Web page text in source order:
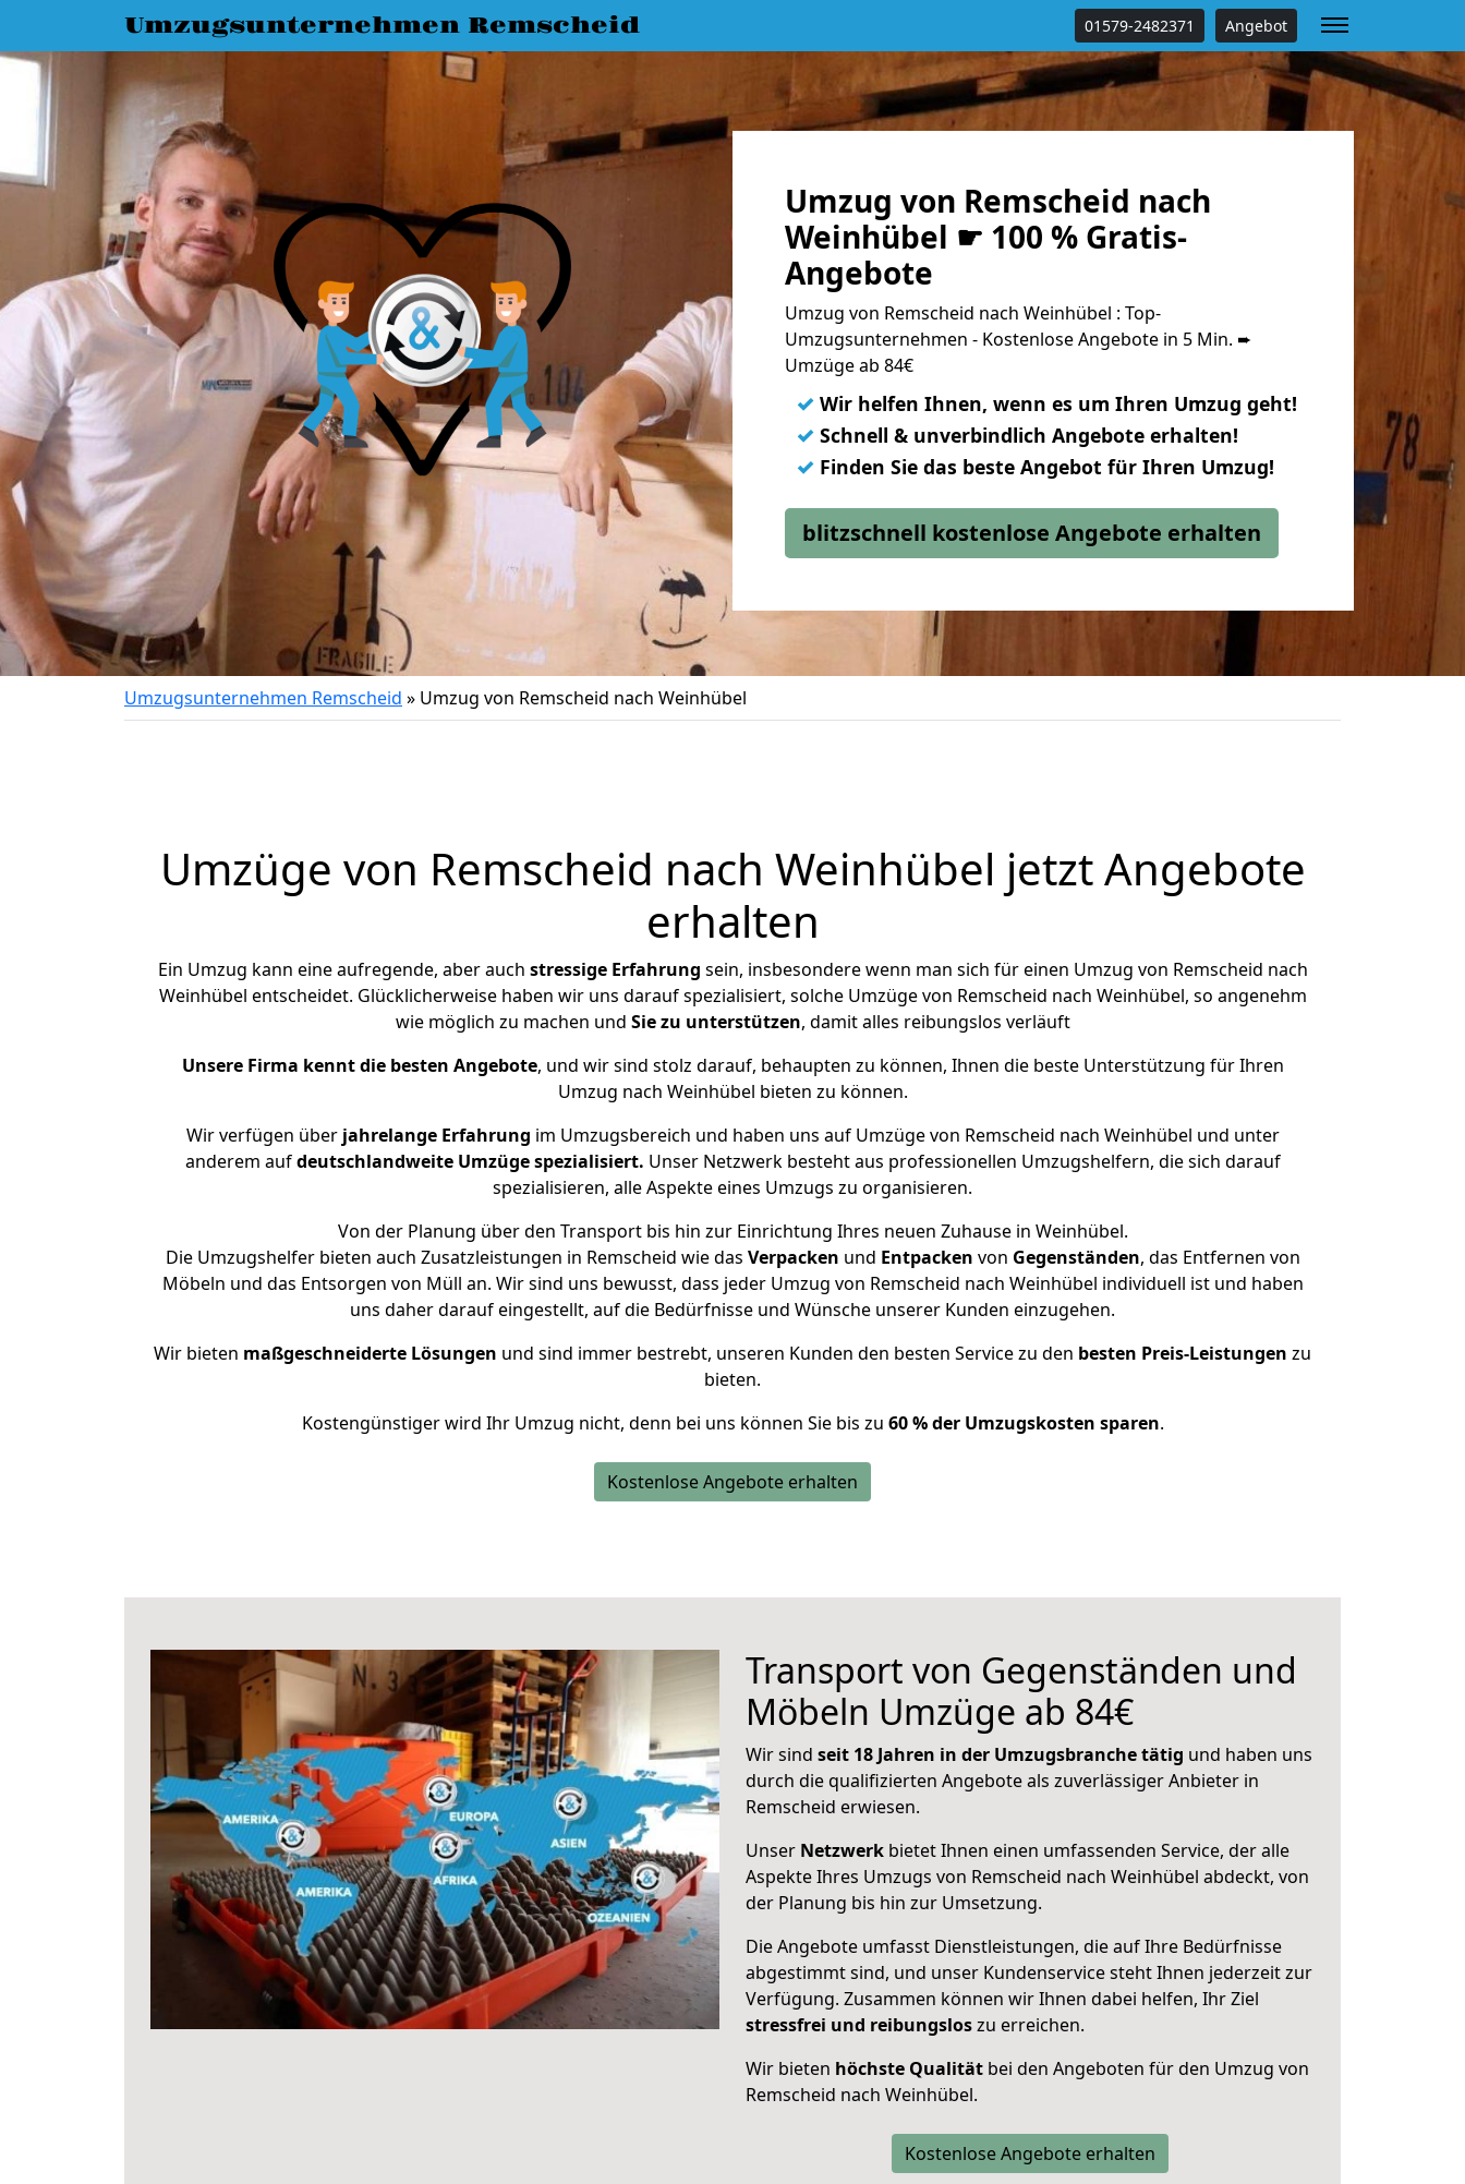
Umzugsunternehmen Remscheid 01579-2482371 Angebot
Umzug von Remscheid nach
Weinhübel ☛ 100 % Gratis-
Angebote
Umzug von Remscheid nach Weinhübel : Top-
Umzugsunternehmen - Kostenlose Angebote in 5 Min. ➨
Umzüge ab 84€
✓ Wir helfen Ihnen, wenn es um Ihren Umzug geht!
✓ Schnell & unverbindlich Angebote erhalten!
✓ Finden Sie das beste Angebot für Ihren Umzug!
blitzschnell kostenlose Angebote erhalten
Umzugsunternehmen Remscheid » Umzug von Remscheid nach Weinhübel
Umzüge von Remscheid nach Weinhübel jetzt Angebote
erhalten
Ein Umzug kann eine aufregende, aber auch stressige Erfahrung sein, insbesondere wenn man sich für einen Umzug von Remscheid nach
Weinhübel entscheidet. Glücklicherweise haben wir uns darauf spezialisiert, solche Umzüge von Remscheid nach Weinhübel, so angenehm
wie möglich zu machen und Sie zu unterstützen, damit alles reibungslos verläuft
Unsere Firma kennt die besten Angebote, und wir sind stolz darauf, behaupten zu können, Ihnen die beste Unterstützung für Ihren
Umzug nach Weinhübel bieten zu können.
Wir verfügen überjahrelange Erfahrung im Umzugsbereich und haben uns auf Umzüge von Remscheid nach Weinhübel und unter
anderem aufdeutschlandweite Umzüge spezialisiert. Unser Netzwerk besteht aus professionellen Umzugshelfern, die sich darauf
spezialisieren, alle Aspekte eines Umzugs zu organisieren.
Von der Planung über den Transport bis hin zur Einrichtung Ihres neuen Zuhause in Weinhübel.
Die Umzugshelfer bieten auch Zusatzleistungen in Remscheid wie das Verpacken und Entpacken von Gegenständen, das Entfernen von
Möbeln und das Entsorgen von Müll an. Wir sind uns bewusst, dass jeder Umzug von Remscheid nach Weinhübel individuell ist und haben
uns daher darauf eingestellt, auf die Bedürfnisse und Wünsche unserer Kunden einzugehen.
Wir bieten maßgeschneiderte Lösungen und sind immer bestrebt, unseren Kunden den besten Service zu den besten Preis-Leistungen zu
bieten.
Kostengünstiger wird Ihr Umzug nicht, denn bei uns können Sie bis zu 60 % der Umzugskosten sparen.
Kostenlose Angebote erhalten
Transport von Gegenständen und
Möbeln Umzüge ab 84€
Wir sind seit 18 Jahren in der Umzugsbranche tätig und haben uns
durch die qualifizierten Angebote als zuverlässiger Anbieter in
Remscheid erwiesen.
Unser Netzwerk bietet Ihnen einen umfassenden Service, der alle
Aspekte Ihres Umzugs von Remscheid nach Weinhübel abdeckt, von
der Planung bis hin zur Umsetzung.
Die Angebote umfasst Dienstleistungen, die auf Ihre Bedürfnisse
abgestimmt sind, und unser Kundenservice steht Ihnen jederzeit zur
Verfügung. Zusammen können wir Ihnen dabei helfen, Ihr Ziel
stressfrei und reibungsloszu erreichen.
Wir bieten höchste Qualität bei den Angeboten für den Umzug von
Remscheid nach Weinhübel.
Kostenlose Angebote erhalten